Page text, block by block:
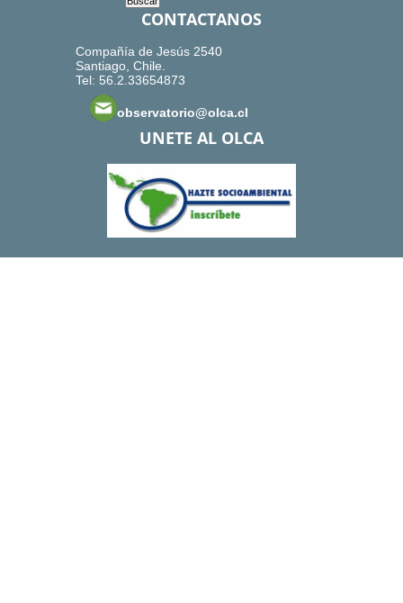
CONTACTANOS
Compañía de Jesús 2540
Santiago, Chile.
Tel: 56.2.33654873
observatorio@olca.cl
UNETE AL OLCA